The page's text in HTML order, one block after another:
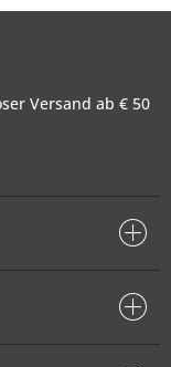
Versand ab € 50